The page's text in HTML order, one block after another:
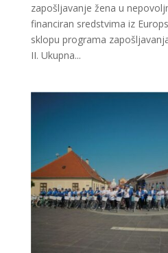
zapošljavanje žena u
financiran sredstvima iz
sklopu programa
II. Ukupna...